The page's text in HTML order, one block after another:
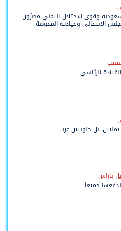
وقوى الاحتلال اليمني مصرّون
الانتقالي وقيادته المفوضة
الرئاسي
بل جنوبيين عرب
باراس
جميعاً